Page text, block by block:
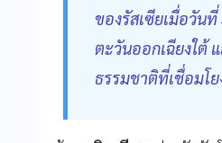
ของรัสเซียเมื่อวัน
ตะวันออกเฉียงใต้
ธรรมชาติที่เชื่อมโ